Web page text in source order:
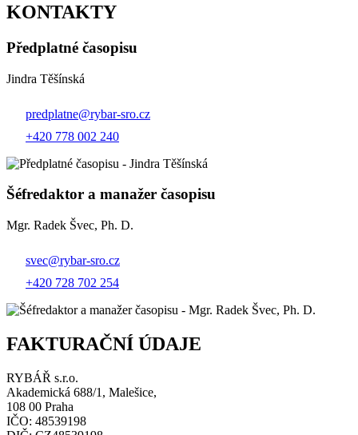
KONTAKTY
Předplatné časopisu
Jindra Těšínská
predplatne@rybar-sro.cz
+420 778 002 240
Šéfredaktor a manažer časopisu
Mgr. Radek Švec, Ph. D.
svec@rybar-sro.cz
+420 728 702 254
FAKTURAČNÍ ÚDAJE
RYBÁŘ s.r.o.
Akademická 688/1, Malešice,
108 00 Praha
IČO: 48539198